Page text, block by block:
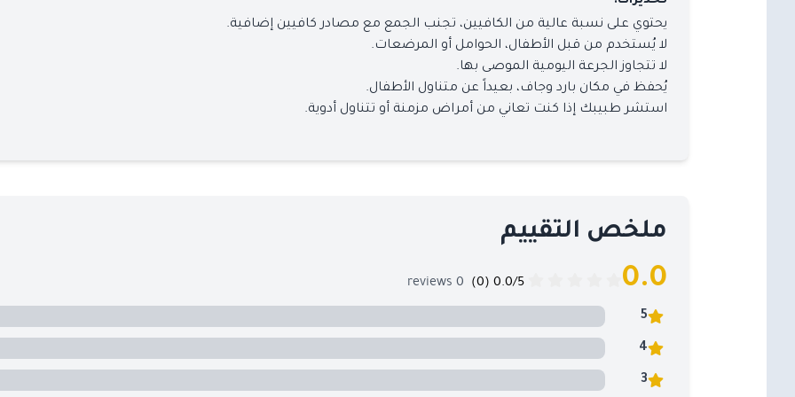
يحتوي على نسبة عالية من الكافيين، تجنب الجمع مع مصادر كافيين إضافية.
لا يُستخدم من قبل الأطفال، الحوامل أو المرضعات.
لا تتجاوز الجرعة اليومية الموصى بها.
يُحفظ في مكان بارد وجاف، بعيداً عن متناول الأطفال.
استشر طبيبك إذا كنت تعاني من أمراض مزمنة أو تتناول أدوية.
ملخص التقييم
0.0
0 reviews
5
4
3